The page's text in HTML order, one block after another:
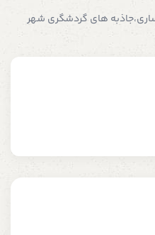
های گردشگری شهر